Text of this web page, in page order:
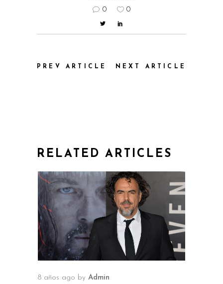
0 0
PREV ARTICLE NEXT ARTICLE
RELATED ARTICLES
8 años ago by Admin